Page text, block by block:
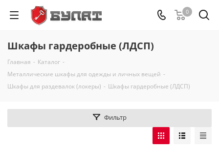
0
Шкафы гардеробные (ЛДСП)
Главная - Каталог -
Металлические шкафы для одежды и личных вещей -
Шкафы для раздевалок (локеры) - Шкафы гардеробные (ЛДСП)
Фильтр